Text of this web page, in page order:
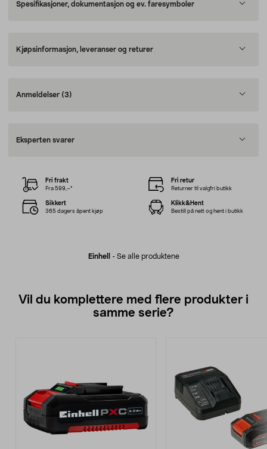
Spesifikasjoner, dokumentasjon og ev. faresymboler
Kjøpsinformasjon, leveranser og returer
Anmeldelser (3)
Eksperten svarer
Einhell - Se alle produktene
Fri frakt
Fra 599,–*
Fri retur
Returner til valgfri butikk
Sikkert
365 dagers åpent kjøp
Klikk&Hent
Bestill på nett og hent i butikk
Vil du komplettere med flere produkter i
samme serie?